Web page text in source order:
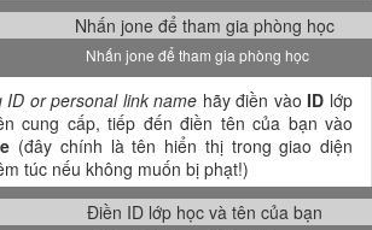
Nhấn jone để tham gia phòng học
ID or personal link name hãy điền vàoID lớp
cung cấp, tiếp đến điền tên của bạn vào
(đây chính là tên hiển thị trong giao diện
túc nếu không muốn bị phạt!)